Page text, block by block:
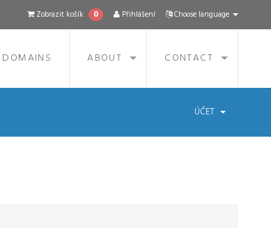
Choose language
Přihlášení
Zobrazit košík 0
DOMAINS ABOUT CONTACT
ÚČET